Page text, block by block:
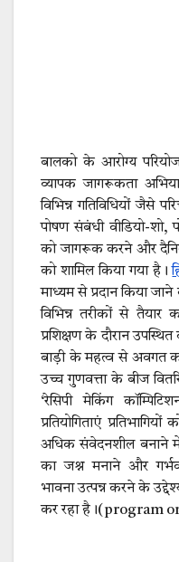
बालको के आरोग्य
व्यापक जागरूकता
विभिन्न गतिविधियों जैसे
पोषण संबंधी वीडियो-शो,
को जागरूक करने और
को शामिल किया गया है।
माध्यम से प्रदान किया
विभिन्न तरीकों से तैयार
प्रशिक्षण के दौरान उपस्थित
बाड़ी के महत्व से अवगत
उच्च गुणवत्ता के बीज
‘रेसिपी मेकिंग
प्रतियोगिताएं
अधिक संवेदनशील बनाने में
का जश्न मनाने और
भावना उत्पन्न करने के
कर रहा है।(program